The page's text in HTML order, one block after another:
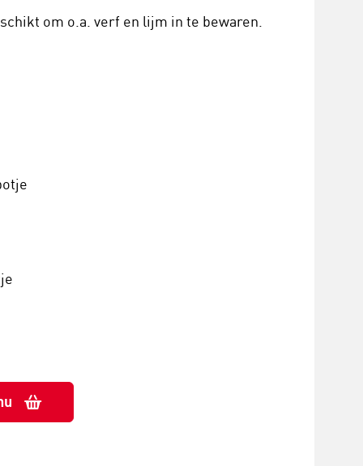
om o.a. verf en lijm in te bewaren.